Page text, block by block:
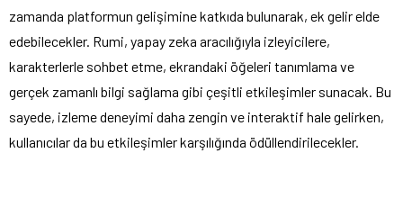
zamanda platformun gelişimine katkıda bulunarak, ek gelir elde
edebilecekler. Rumi, yapay zeka aracılığıyla izleyicilere,
karakterlerle sohbet etme, ekrandaki öğeleri tanımlama ve
gerçek zamanlı bilgi sağlama gibi çeşitli etkileşimler sunacak. Bu
sayede, izleme deneyimi daha zengin ve interaktif hale gelirken,
kullanıcılar da bu etkileşimler karşılığında ödüllendirilecekler.